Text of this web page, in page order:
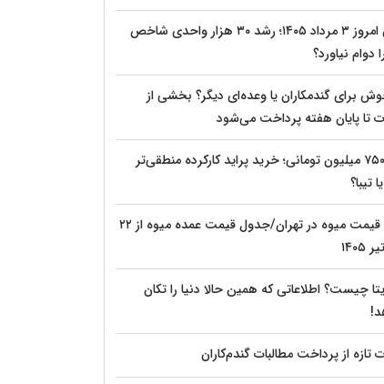
بورس امروز ۳ مرداد ۱۴۰۵؛ رشد ۳۰ هزار واحدی شاخص
دوام نیاورد؟
برای گندمکاران یا وعده‌ای دیگر؟ بخشی از
تا پایان هفته پرداخت می‌شود
پراید ۷۵۰ میلیون تومانی؛ خرید پراید کارکرده منطقی‌تر
تیبا؟
شوک قیمت میوه در تهران/جدول قیمت عمده میوه از ۲۲
چیست؟ اطلاعاتی که همین حالا دنیا را تکان
تازه از پرداخت مطالبات گندم‌کاران